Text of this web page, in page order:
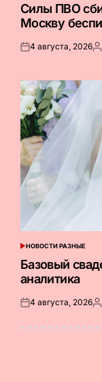
Силы ПВО
Москву
Опубликовано
4 августа, 2026
ОПУБЛИКОВАНО
В
НОВОСТИ РАЗНЫЕ
Базовый
аналитика
Опубликовано
4 августа, 2026